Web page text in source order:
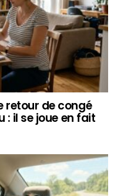
retour de congé
il se joue en fait